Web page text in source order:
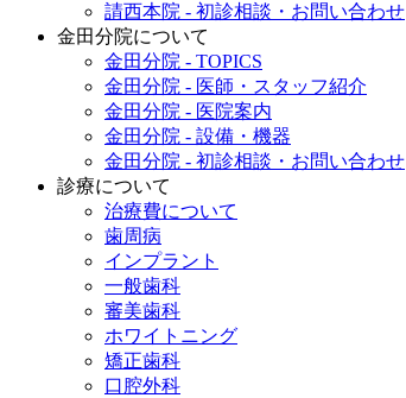
請西本院 - 初診相談・お問い合わせ
金田分院について
金田分院 - TOPICS
金田分院 - 医師・スタッフ紹介
金田分院 - 医院案内
金田分院 - 設備・機器
金田分院 - 初診相談・お問い合わせ
診療について
治療費について
歯周病
インプラント
一般歯科
審美歯科
ホワイトニング
矯正歯科
口腔外科